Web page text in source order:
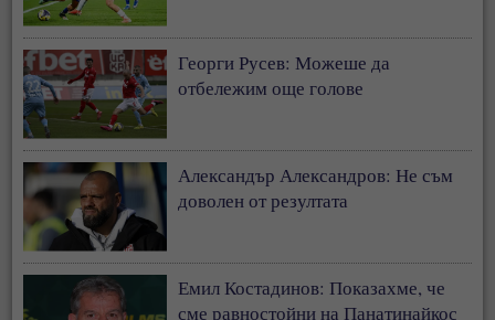
Георги Русев: Можеше да
отбележим още голове
Александър Александров: Не съм
доволен от резултата
Емил Костадинов: Показахме, че
сме равностойни на Панатинайкос